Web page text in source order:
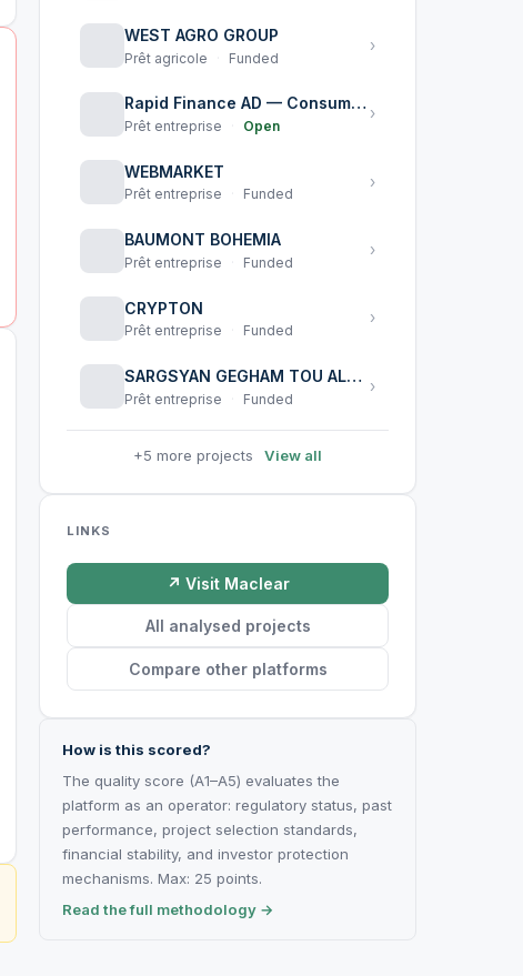
WEST AGRO GROUP
Prêt agricole Funded
›
Rapid Finance AD — Consumer Loans Facility
Prêt entreprise Open
›
WEBMARKET
Prêt entreprise Funded
›
BAUMONT BOHEMIA
Prêt entreprise Funded
›
CRYPTON
Prêt entreprise Funded
›
SARGSYAN GEGHAM TOU ALBERT
Prêt entreprise Funded
›
+5 more projects View all
LINKS
↗ Visit Maclear
All analysed projects
Compare other platforms
How is this scored?
The quality score (A1–A5) evaluates the
platform as an operator: regulatory status, past
performance, project selection standards,
financial stability, and investor protection
mechanisms. Max: 25 points.
Read the full methodology →